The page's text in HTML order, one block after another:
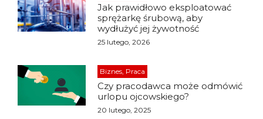
Jak prawidłowo eksploatować
sprężarkę śrubową, aby
wydłużyć jej żywotność
25 lutego, 2026
Biznes, Praca
Czy pracodawca może odmówić
urlopu ojcowskiego?
20 lutego, 2025